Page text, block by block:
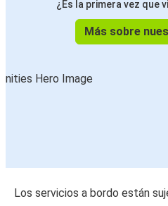
¿Es la primera vez que
Más sobre
Los servicios a bordo están